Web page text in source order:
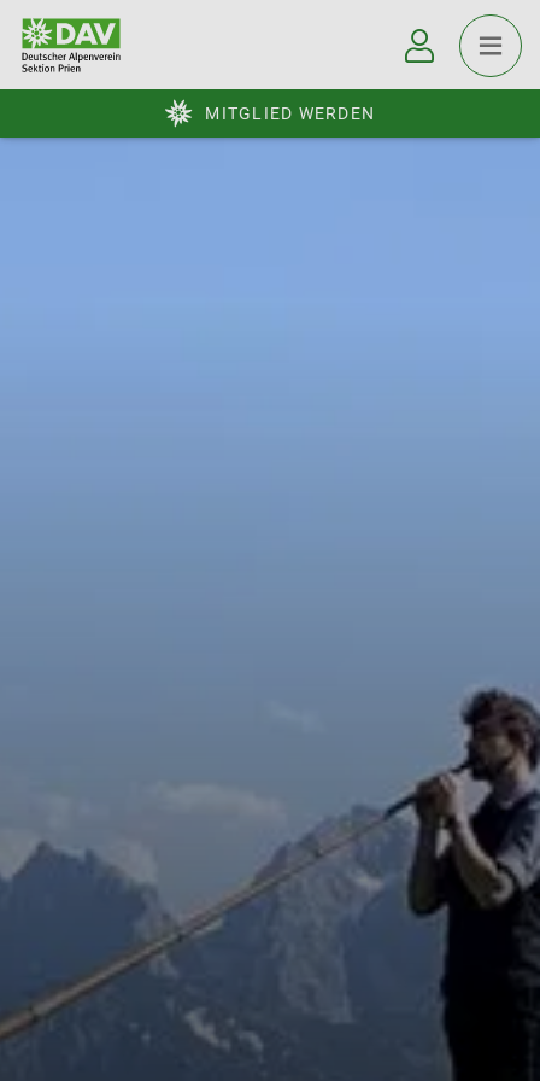
MITGLIED WERDEN